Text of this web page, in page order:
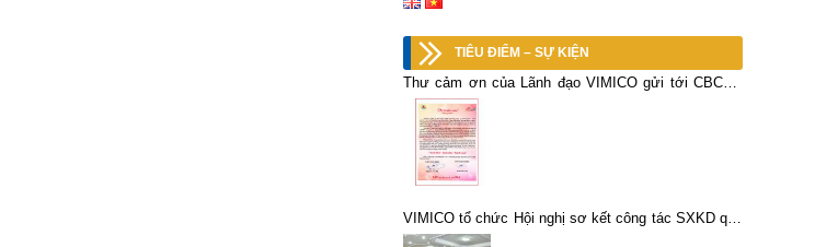
TIÊU ĐIỂM – SỰ KIỆN
Thư cảm ơn của Lãnh đạo VIMICO gửi tới CBCNV
và người lao động nhân kỷ niệm 25 năm ngày thành
lập Tổng công ty Khoáng sản – TKV
VIMICO tổ chức Hội nghị sơ kết công tác SXKD quý
III và 9 tháng năm 2014